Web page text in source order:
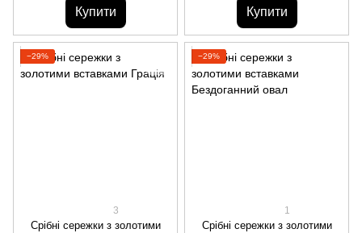
Купити Купити
−29%
3
Срібні сережки з золотими
−29%
1
Срібні сережки з золотими